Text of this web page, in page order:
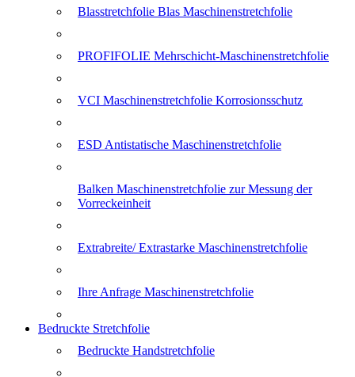
Blasstretchfolie Blas Maschinenstretchfolie
PROFIFOLIE Mehrschicht-Maschinenstretchfolie
VCI Maschinenstretchfolie Korrosionsschutz
ESD Antistatische Maschinenstretchfolie
Balken Maschinenstretchfolie zur Messung der
Vorreckeinheit
Extrabreite/ Extrastarke Maschinenstretchfolie
Ihre Anfrage Maschinenstretchfolie
Bedruckte Stretchfolie
Bedruckte Handstretchfolie